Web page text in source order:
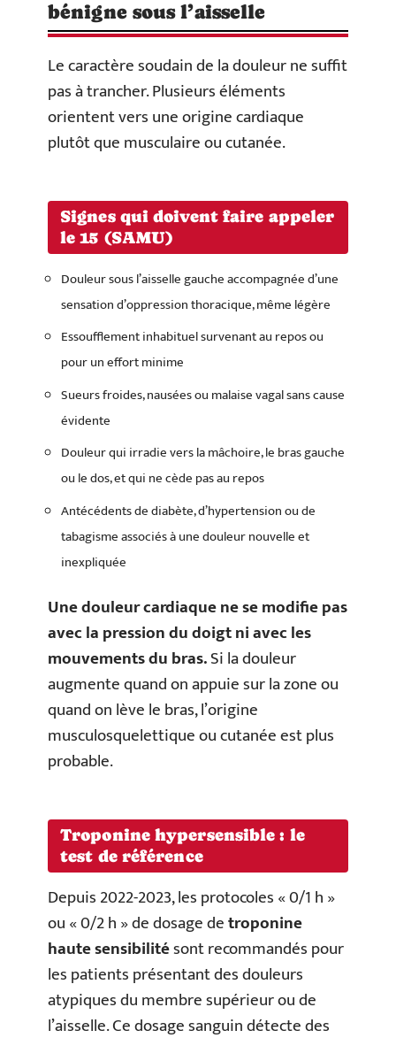
bénigne sous l’aisselle
Le caractère soudain de la douleur ne suffit
pas à trancher. Plusieurs éléments
orientent vers une origine cardiaque
plutôt que musculaire ou cutanée.
Signes qui doivent faire appeler
le 15 (SAMU)
Douleur sous l’aisselle gauche accompagnée d’une
sensation d’oppression thoracique, même légère
Essoufflement inhabituel survenant au repos ou
pour un effort minime
Sueurs froides, nausées ou malaise vagal sans cause
évidente
Douleur qui irradie vers la mâchoire, le bras gauche
ou le dos, et qui ne cède pas au repos
Antécédents de diabète, d’hypertension ou de
tabagisme associés à une douleur nouvelle et
inexpliquée
Une douleur cardiaque ne se modifie pas
avec la pression du doigt ni avec les
mouvements du bras.Si la douleur
augmente quand on appuie sur la zone ou
quand on lève le bras, l’origine
musculosquelettique ou cutanée est plus
probable.
Troponine hypersensible : le
test de référence
Depuis 2022-2023, les protocoles « 0/1 h »
ou « 0/2 h » de dosage detroponine
haute sensibilitésont recommandés pour
les patients présentant des douleurs
atypiques du membre supérieur ou de
l’aisselle. Ce dosage sanguin détecte des